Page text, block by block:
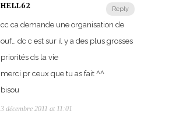
Reply
HELL62
cc ca demande une organisation de
ouf… dc c est sur il y a des plus grosses
priorités ds la vie
merci pr ceux que tu as fait ^^
bisou
3 décembre 2011 at 11:01